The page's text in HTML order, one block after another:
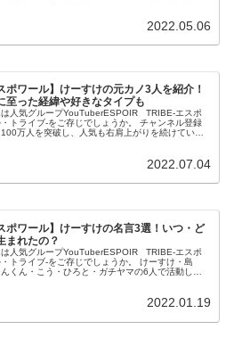
2022.05.06
ポワール】けーすけの元カノ3人を紹介！
至った経緯や好きなタイプも
は人気グループYouTuberESPOIR TRIBE-エスポ
トライブ-をご存じでしょうか。 チャンネル登録
万人を突破し、人気も右肩上がりを続けている6
2022.07.04
ポワール】けーすけの名言3選！いつ・ど
まれたの？
は人気グループYouTuberESPOIR TRIBE-エスポ
トライブ‐をご存じでしょうか。 けーすけ・島
くん・こう・ひろと・ガチヤマの6人で活動して
2022.01.19